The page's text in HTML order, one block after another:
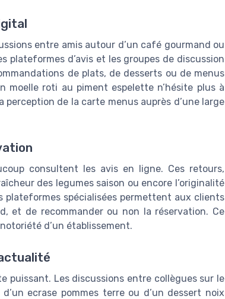
entre amis autour d’un café gourmand ou
plateformes d’avis et les groupes de discussion
de plats, de desserts ou de menus
roti au piment espelette n’hésite plus à
de la carte menus auprès d’une large
consultent les avis en ligne. Ces retours,
des legumes saison ou encore l’originalité
plateformes spécialisées permettent aux clients
et de recommander ou non la réservation. Ce
d’un établissement.
puissant. Les discussions entre collègues sur le
ecrase pommes terre ou d’un dessert noix